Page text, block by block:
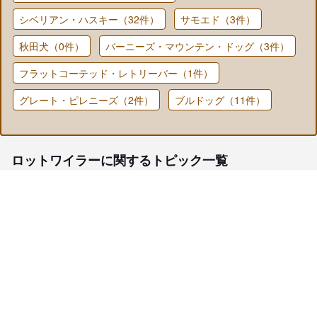
シベリアン・ハスキー（32件）
サモエド（3件）
秋田犬（0件）
バーニーズ・マウンテン・ドッグ（3件）
フラットコーテッド・レトリーバー（1件）
グレート・ピレニーズ（2件）
ブルドッグ（11件）
ロットワイラーに関するトピック一覧